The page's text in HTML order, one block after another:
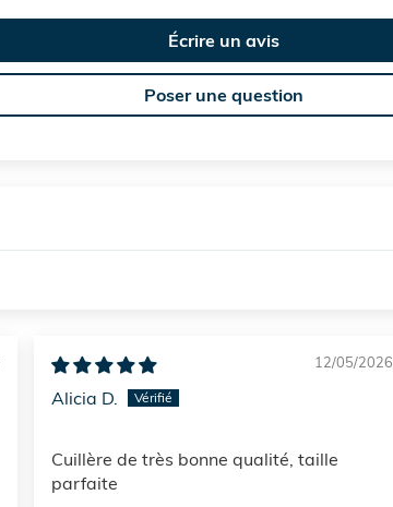
Écrire un avis
Poser une question
12/05/2026
Alicia D.
Cuillère de très bonne qualité, taille
parfaite